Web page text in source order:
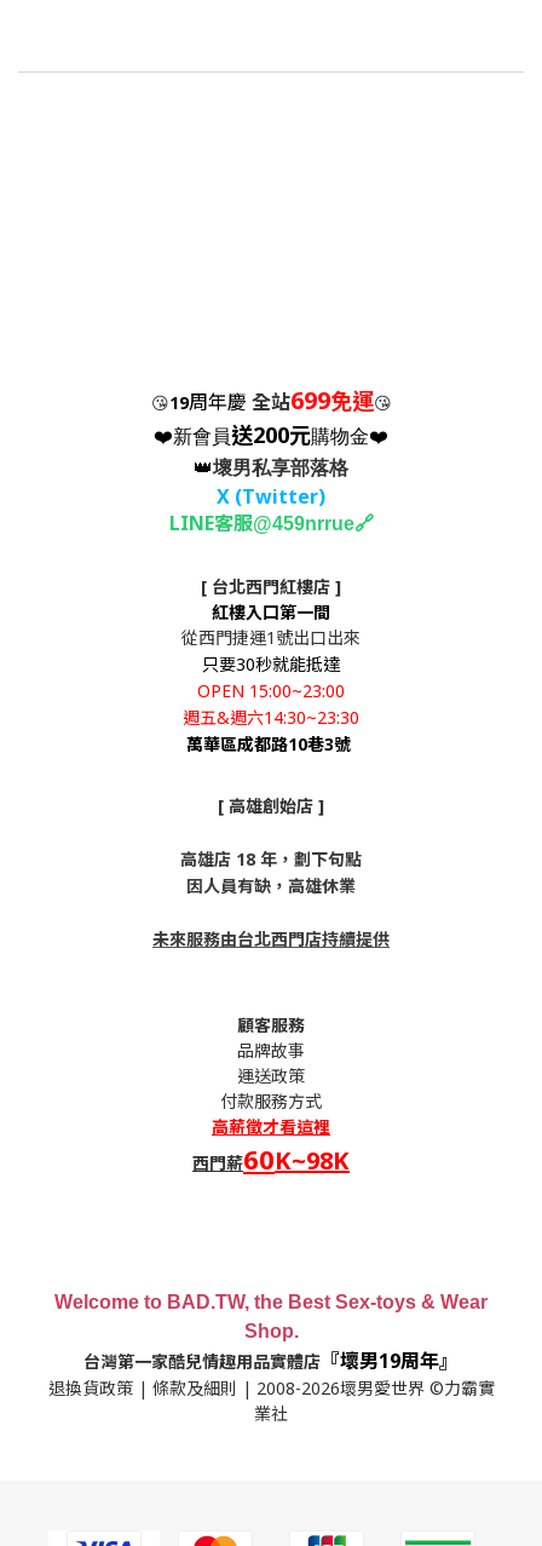
😘19周年慶 全站699免運😘
❤️新會員送200元購物金❤️
👑壞男私享部落格
X (Twitter)
LINE客服@459nrrue🔗
[ 台北西門紅樓店 ]
紅樓入口第一間
從西門捷運1號出口出來
只要30秒就能抵達
OPEN 15:00~23:00
週五&週六14:30~23:30
萬華區成都路10巷3號
[ 高雄創始店 ]
高雄店 18 年，劃下句點
因人員有缺，高雄休業
未來服務由台北西門店持續提供
顧客服務
品牌故事
運送政策
付款服務方式
高薪徵才看這裡
西門薪60K~98K
Welcome to BAD.TW, the Best Sex-toys & Wear
Shop.
台灣第一家酷兒情趣用品實體店 『壞男19周年』
退換貨政策| 條款及細則 | 2008-2026壞男愛世界 ©力霸實
業社